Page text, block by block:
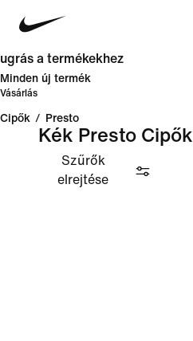
ugrás a termékekhez
Minden új termék
Vásárlás
Cipők / Presto
Kék Presto Cipők
Szűrők
elrejtése